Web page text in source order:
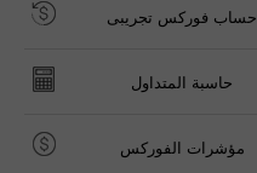
حساب فوركس تجريبى
حاسبة المتداول
مؤشرات الفوركس